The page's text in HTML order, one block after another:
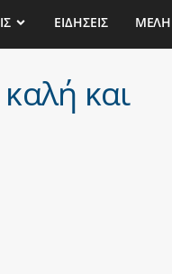
ΕΙΔΗΣΕΙΣ
και